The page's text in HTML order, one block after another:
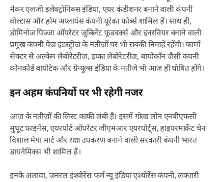
मेकर एलजी इलेक्ट्रोनिक्स इंडिया, एयर कंडीशनर बनाने वाली कंपनी
वोल्टास और होम अप्लायंस कंपनी यूरेका फोर्ब्स शामिल हैं। साथ ही,
डोमिनोज पिज्जा ऑपरेटर जुबिलेंट फूडवर्क्स और इनरवियर बनाने वाली
प्रमुख कंपनी पेज इंडस्ट्रीज के नतीजों पर भी सबकी निगाहें रहेंगी। फार्मा
सेक्टर से अल्केम लेबोरेटरीज, इप्का लेबोरेटरीज, बायोकॉन जैसी कंपनी
कोनकोर्ड बायोटेक और ग्रेन्यूल्स इंडिया के नतीजे भी आज ही घोषित होंगे।
इन अहम कंपनियों पर भी रहेगी नजर
आज के नतीजों की लिस्ट काफी लंबी है। इसमें गोल्ड लोन एनबीएफसी
मुथूट फाइनेंस, एयरपोर्ट ऑपरेटर जीएमआर एयरपोर्ट्स, हाइपरमार्केट चेन
विशाल मेगा मार्ट और रक्षा उपकरण बनाने वाली सरकारी कंपनी भारत
डायनेमिक्स भी शामिल हैं।
इनके अलावा, जनरल इंश्योरेंस फर्म न्यू इंडिया एश्योरेंस कंपनी, लक्जरी